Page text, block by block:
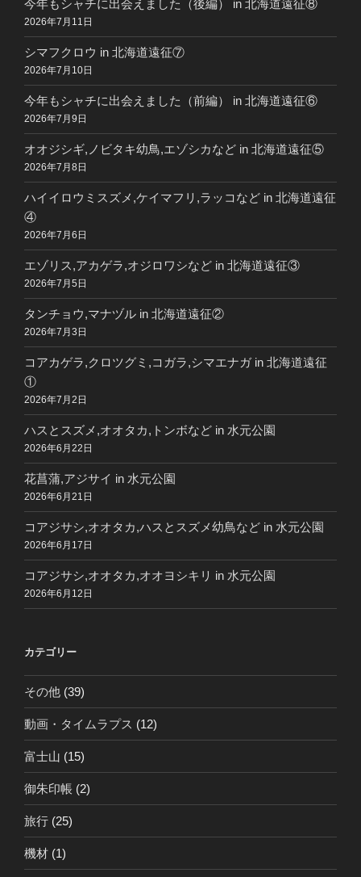
今年もシャチに出会えました（後編） in 北海道遠征⑧
2026年7月11日
シマフクロウ in 北海道遠征⑦
2026年7月10日
今年もシャチに出会えました（前編） in 北海道遠征⑥
2026年7月9日
オオジシギ,ノビタキ幼鳥,エゾシカなど in 北海道遠征⑤
2026年7月8日
ハイイロウミスズメ,ケイマフリ,ラッコなど in 北海道遠征
④
2026年7月6日
エゾリス,アカゲラ,オジロワシなど in 北海道遠征③
2026年7月5日
タンチョウ,マナヅル in 北海道遠征②
2026年7月3日
コアカゲラ,クロツグミ,コガラ,シマエナガ in 北海道遠征
①
2026年7月2日
ハスとスズメ,オオタカ,トンボなど in 水元公園
2026年6月22日
花菖蒲,アジサイ in 水元公園
2026年6月21日
コアジサシ,オオタカ,ハスとスズメ幼鳥など in 水元公園
2026年6月17日
コアジサシ,オオタカ,オオヨシキリ in 水元公園
2026年6月12日
カテゴリー
その他 (39)
動画・タイムラプス (12)
富士山 (15)
御朱印帳 (2)
旅行 (25)
機材 (1)